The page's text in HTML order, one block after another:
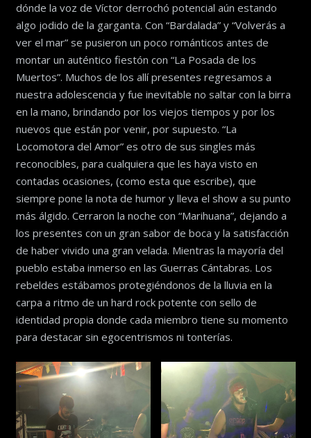
dónde la voz de Víctor derrochó potencial aún estando
algo jodido de la garganta. Con “Bardalada” y “Volverás a
ver el mar” se pusieron un poco románticos antes de
montar un auténtico fiestón con “La Posada de los
Muertos”. Muchos de los allí presentes regresamos a
nuestra adolescencia y fue inevitable no saltar con la birra
en la mano, brindando por los viejos tiempos y por los
nuevos que están por venir, por supuesto. “La
Locomotora del Amor” es otro de sus singles más
reconocibles, para cualquiera que les haya visto en
contadas ocasiones, (como esta que escribe), que
siempre pone la nota de humor y lleva el show a su punto
más álgido. Cerraron la noche con “Marihuana”, dejando a
los presentes con un gran sabor de boca y la satisfacción
de haber vivido una gran velada. Mientras la mayoría del
pueblo estaba inmerso en las Guerras Cántabras. Los
rebeldes estábamos protegiéndonos de la lluvia en la
carpa a ritmo de un hard rock potente con sello de
identidad propia donde cada miembro tiene su momento
para destacar sin egocentrismos ni tonterías.